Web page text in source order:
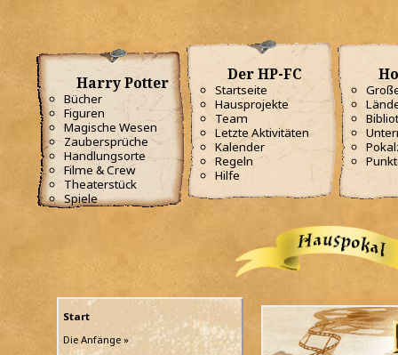
Harry Potter
Bücher
Figuren
Magische Wesen
Zaubersprüche
Handlungsorte
Filme & Crew
Theaterstück
Spiele
Der HP-FC
Startseite
Hausprojekte
Team
Letzte Aktivitäten
Kalender
Regeln
Hilfe
Start
Die Anfänge »